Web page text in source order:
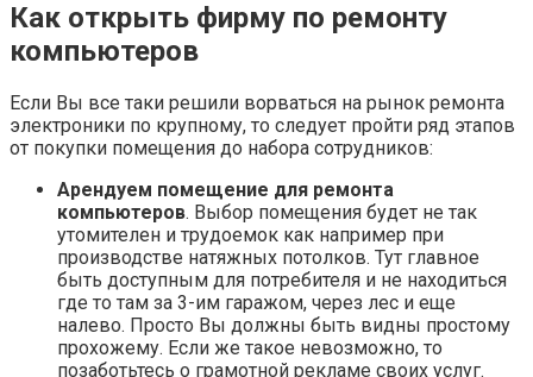
Как открыть фирму по ремонту
компьютеров
Если Вы все таки решили ворваться на рынок ремонта
электроники по крупному, то следует пройти ряд этапов
от покупки помещения до набора сотрудников:
Арендуем помещение для ремонта
компьютеров. Выбор помещения будет не так
утомителен и трудоемок как например при
производстве натяжных потолков. Тут главное
быть доступным для потребителя и не находиться
где то там за 3-им гаражом, через лес и еще
налево. Просто Вы должны быть видны простому
прохожему. Если же такое невозможно, то
позаботьтесь о грамотной рекламе своих услуг.